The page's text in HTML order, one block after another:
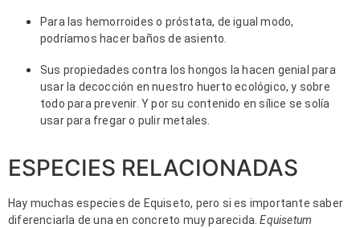
Para las hemorroides o próstata, de igual modo,
podríamos hacer baños de asiento.
Sus propiedades contra los hongos la hacen genial para
usar la decocción en nuestro huerto ecológico, y sobre
todo para prevenir. Y por su contenido en sílice se solía
usar para fregar o pulir metales.
ESPECIES RELACIONADAS
Hay muchas especies de Equiseto, pero si es importante saber
diferenciarla de una en concreto muy parecida.Equisetum